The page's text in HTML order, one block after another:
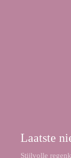
Laatste
Stijlvolle